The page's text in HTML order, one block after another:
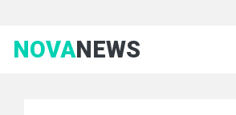
NOVANEWS